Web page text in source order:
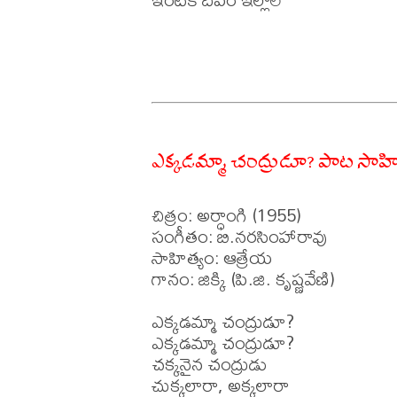
ఎక్కడమ్మా చంద్రుడూ? పాట
చిత్రం: అర్ధాంగి (1955)
సంగీతం: బి.నరసింహారావు
సాహిత్యం: ఆత్రేయ
గానం: జిక్కి (పి.జి. కృష్ణవేణి)
ఎక్కడమ్మా చంద్రుడూ?
ఎక్కడమ్మా చంద్రుడూ?
చక్కనైన చంద్రుడు
చుక్కలారా, అక్కలారా